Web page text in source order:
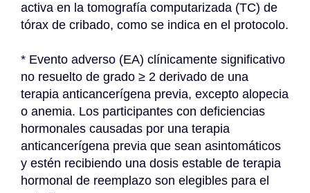
activa en la tomografía computarizada (TC) de
tórax de cribado, como se indica en el protocolo.
* Evento adverso (EA) clínicamente significativo
no resuelto de grado ≥ 2 derivado de una
terapia anticancerígena previa, excepto alopecia
o anemia. Los participantes con deficiencias
hormonales causadas por una terapia
anticancerígena previa que sean asintomáticos
y estén recibiendo una dosis estable de terapia
hormonal de reemplazo son elegibles para el